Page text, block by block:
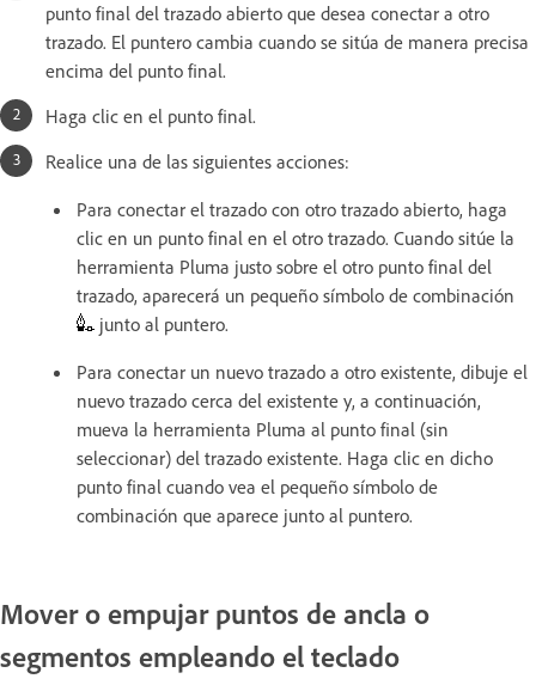
punto final del trazado abierto que desea conectar a otro
trazado. El puntero cambia cuando se sitúa de manera precisa
encima del punto final.
Haga clic en el punto final.
Realice una de las siguientes acciones:
Para conectar el trazado con otro trazado abierto, haga
clic en un punto final en el otro trazado. Cuando sitúe la
herramienta Pluma justo sobre el otro punto final del
trazado, aparecerá un pequeño símbolo de combinación
junto al puntero.
Para conectar un nuevo trazado a otro existente, dibuje el
nuevo trazado cerca del existente y, a continuación,
mueva la herramienta Pluma al punto final (sin
seleccionar) del trazado existente. Haga clic en dicho
punto final cuando vea el pequeño símbolo de
combinación que aparece junto al puntero.
Mover o empujar puntos de ancla o
segmentos empleando el teclado